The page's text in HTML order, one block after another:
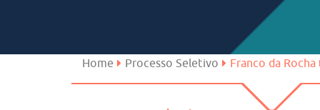
São José dos Campos
Home Processo Seletivo Franco da Rocha